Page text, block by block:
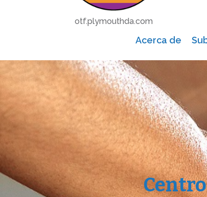
otf.plymouthda.com
Acerca de